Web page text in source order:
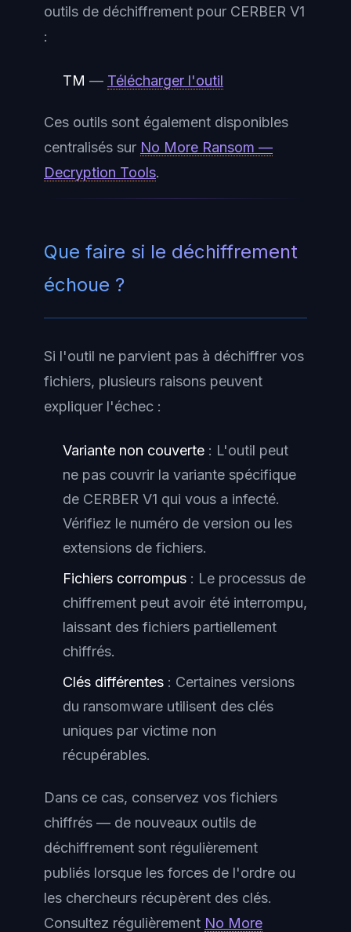
outils de déchiffrement pour CERBER V1
:
TM — Télécharger l'outil
Ces outils sont également disponibles
centralisés sur No More Ransom —
Decryption Tools.
Que faire si le déchiffrement
échoue ?
Si l'outil ne parvient pas à déchiffrer vos
fichiers, plusieurs raisons peuvent
expliquer l'échec :
Variante non couverte : L'outil peut
ne pas couvrir la variante spécifique
de CERBER V1 qui vous a infecté.
Vérifiez le numéro de version ou les
extensions de fichiers.
Fichiers corrompus : Le processus de
chiffrement peut avoir été interrompu,
laissant des fichiers partiellement
chiffrés.
Clés différentes : Certaines versions
du ransomware utilisent des clés
uniques par victime non
récupérables.
Dans ce cas, conservez vos fichiers
chiffrés — de nouveaux outils de
déchiffrement sont régulièrement
publiés lorsque les forces de l'ordre ou
les chercheurs récupèrent des clés.
Consultez régulièrement No More